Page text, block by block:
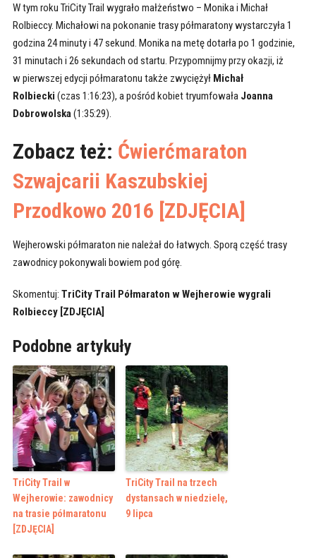
W tym roku TriCity Trail wygrało małżeństwo – Monika i Michał
Rolbieccy. Michałowi na pokonanie trasy półmaratony wystarczyła 1
godzina 24 minuty i 47 sekund. Monika na metę dotarła po 1 godzinie,
31 minutach i 26 sekundach od startu. Przypomnijmy przy okazji, iż
w pierwszej edycji półmaratonu także zwyciężył Michał
Rolbiecki (czas 1:16:23), a pośród kobiet tryumfowała Joanna
Dobrowolska(1:35:29).
Zobacz też: Ćwierćmaraton
Szwajcarii Kaszubskiej
Przodkowo 2016 [ZDJĘCIA]
Wejherowski półmaraton nie należał do łatwych. Sporą część trasy
zawodnicy pokonywali bowiem pod górę.
Skomentuj: TriCity Trail Półmaraton w Wejherowie wygrali
Rolbieccy [ZDJĘCIA]
Podobne artykuły
TriCity Trail w
Wejherowie: zawodnicy
na trasie półmaratonu
[ZDJĘCIA]
TriCity Trail na trzech
dystansach w niedzielę,
9 lipca